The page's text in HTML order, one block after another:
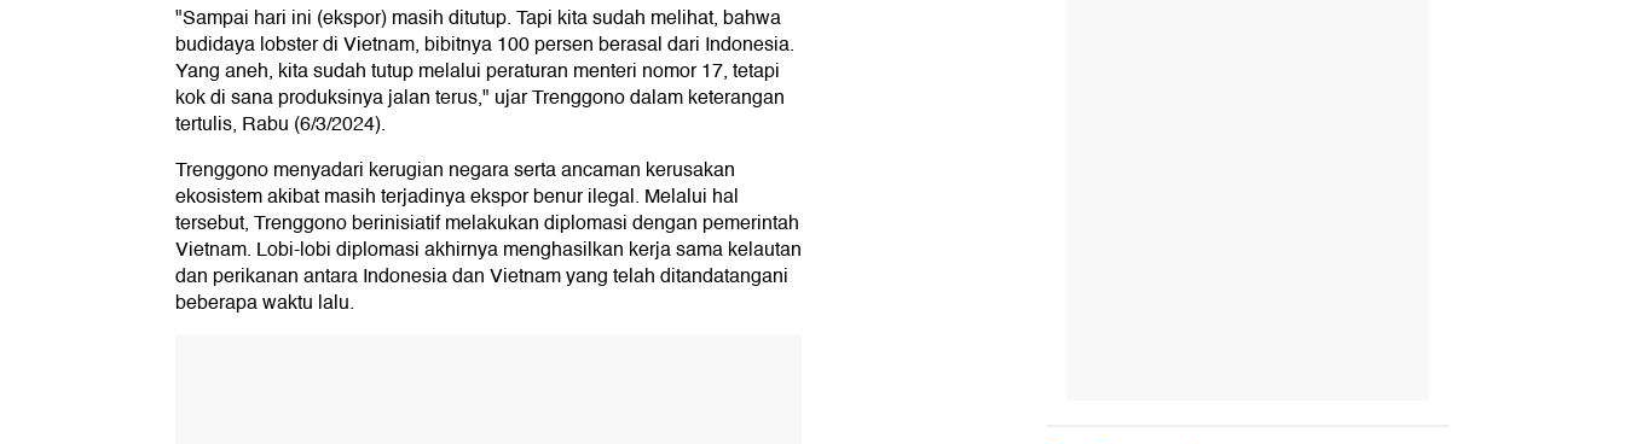
"Sampai hari ini (ekspor) masih ditutup. Tapi kita sudah melihat, bahwa
budidaya lobster di Vietnam, bibitnya 100 persen berasal dari Indonesia.
Yang aneh, kita sudah tutup melalui peraturan menteri nomor 17, tetapi
kok di sana produksinya jalan terus," ujar Trenggono dalam keterangan
tertulis, Rabu (6/3/2024).
Trenggono menyadari kerugian negara serta ancaman kerusakan
ekosistem akibat masih terjadinya ekspor benur ilegal. Melalui hal
tersebut, Trenggono berinisiatif melakukan diplomasi dengan pemerintah
Vietnam. Lobi-lobi diplomasi akhirnya menghasilkan kerja sama kelautan
dan perikanan antara Indonesia dan Vietnam yang telah ditandatangani
beberapa waktu lalu.